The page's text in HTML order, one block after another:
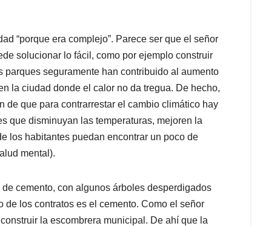
“porque era complejo”. Parece ser que el señor
solucionar lo fácil, como por ejemplo construir
seguramente han contribuido al aumento
la ciudad donde el calor no da tregua. De hecho,
de que para contrarrestar el cambio climático hay
que disminuyan las temperaturas, mejoren la
los habitantes puedan encontrar un poco de
mental).
cemento, con algunos árboles desperdigados
los contratos es el cemento. Como el señor
la escombrera municipal. De ahí que la